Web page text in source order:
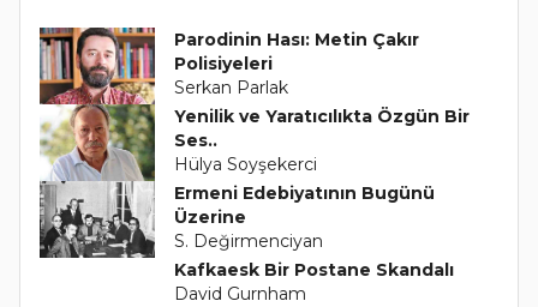
Parodinin Hası: Metin Çakır
Polisiyeleri
Serkan Parlak
Yenilik ve Yaratıcılıkta Özgün Bir
Ses..
Hülya Soyşekerci
Ermeni Edebiyatının Bugünü
Üzerine
S. Değirmenciyan
Kafkaesk Bir Postane Skandalı
David Gurnham